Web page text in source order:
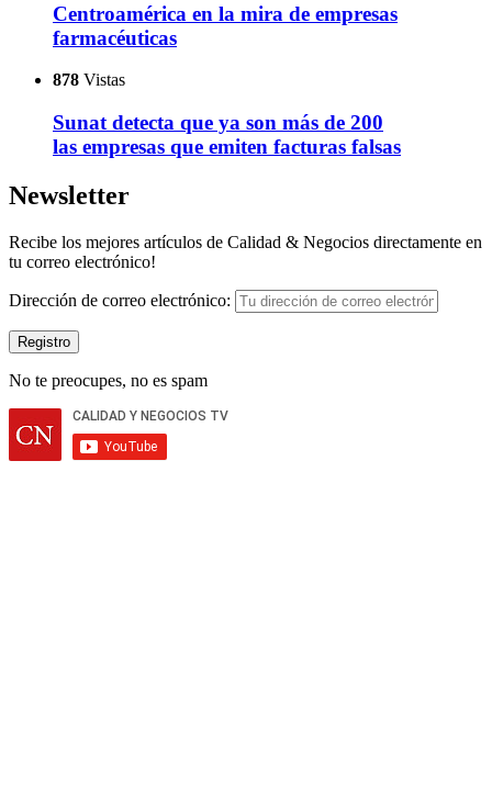
Centroamérica en la mira de empresas
farmacéuticas
878 Vistas
Sunat detecta que ya son más de 200
las empresas que emiten facturas falsas
Newsletter
Recibe los mejores artículos de Calidad & Negocios directamente en
tu correo electrónico!
Dirección de correo electrónico:
No te preocupes, no es spam